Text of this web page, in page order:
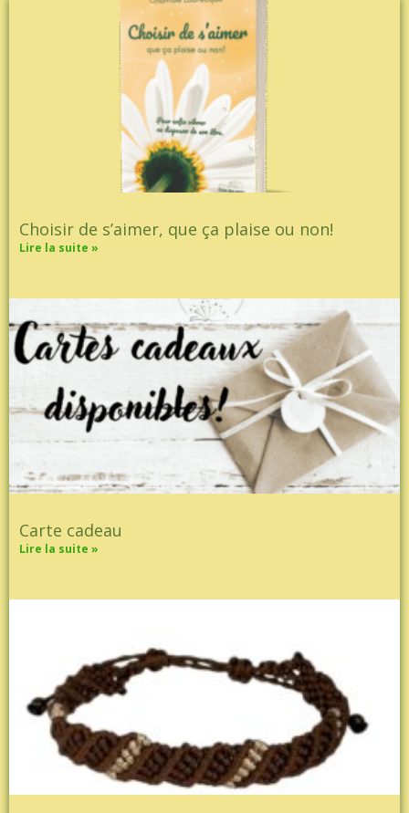
Choisir de s’aimer, que ça plaise ou non!
Lire la suite »
Carte cadeau
Lire la suite »